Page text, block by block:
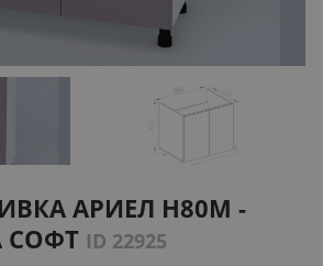
АРИЕЛ H80M -
СОФТ ID 22925